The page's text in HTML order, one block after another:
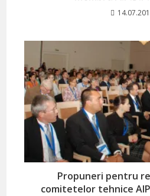
Propuneri pentru
comitetelor tehnice